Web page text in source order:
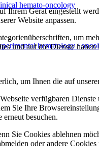
hemato-oncology
hematology /
Ihrem Gerät eingestellt
Website anpassen.
um
und auf die Dienste
um Ihnen die auf
verfügbaren
Sie Ihre
erneut besuchen.
Sie Cookies ablehnen
oder andere